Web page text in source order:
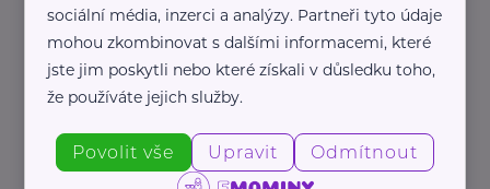
Projekt Nolimi pomáhá bourat bariéry mezi nimi a
zaměstnavateli
Handicap, porucha Podpora a pomoc Práce, zaměstnání
sociální média, inzerci a analýzy. Partneři tyto údaje
mohou zkombinovat s dalšími informacemi, které
jste jim poskytli nebo které získali v důsledku toho,
že používáte jejich služby.
Povolit vše Upravit Odmítnout